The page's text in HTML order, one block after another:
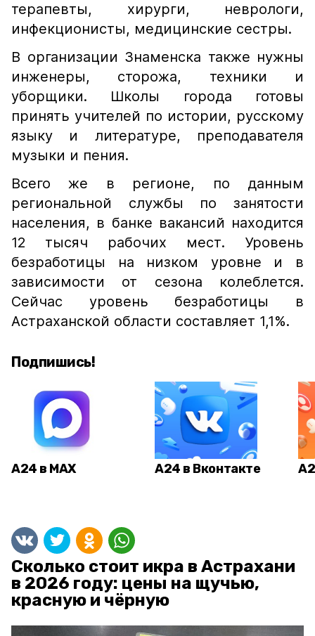
терапевты, хирурги, неврологи,
инфекционисты, медицинские сестры.
В организации Знаменска также нужны
инженеры, сторожа, техники и
уборщики. Школы города готовы
принять учителей по истории, русскому
языку и литературе, преподавателя
музыки и пения.
Всего же в регионе, по данным
региональной службы по занятости
населения, в банке вакансий находится
12 тысяч рабочих мест. Уровень
безработицы на низком уровне и в
зависимости от сезона колеблется.
Сейчас уровень безработицы в
Астраханской области составляет 1,1%.
Подпишись!
А24 в MAX А24 в Вконтакте
Сколько стоит икра в Астрахани
в 2026 году: цены на щучью,
красную и чёрную